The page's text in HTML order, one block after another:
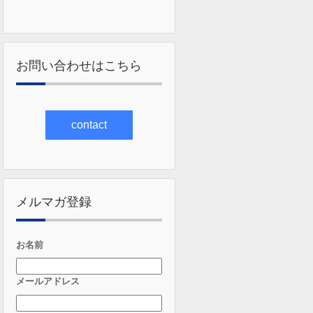
お問い合わせはこちら
contact
メルマガ登録
お名前
メールアドレス